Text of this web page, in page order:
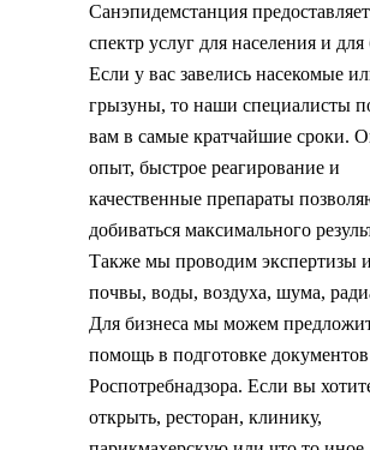
Санэпидемстанция
спектр услуг для населения и для
Если у вас завелись насекомые
грызуны, то наши специалисты
вам в самые кратчайшие сроки.
опыт, быстрое реагирование и
качественные препараты
добиваться максимального
Также мы проводим экспертизы
почвы, воды, воздуха, шума,
Для бизнеса мы можем
помощь в подготовке
Роспотребнадзора. Если вы
открыть, ресторан, клинику,